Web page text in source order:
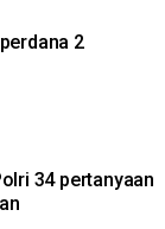
2
34 pertanyaan